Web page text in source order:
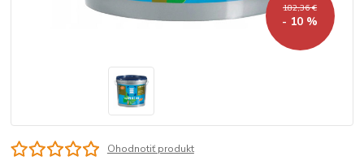
182,36 €
- 10 %
Ohodnotiť produkt